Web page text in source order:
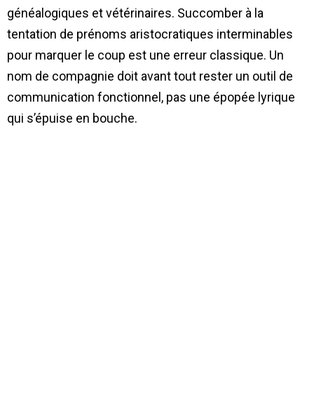
généalogiques et vétérinaires. Succomber à la
tentation de prénoms aristocratiques interminables
pour marquer le coup est une erreur classique. Un
nom de compagnie doit avant tout rester un outil de
communication fonctionnel, pas une épopée lyrique
qui s’épuise en bouche.